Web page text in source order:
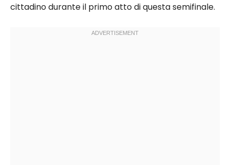
cittadino durante il primo atto di questa semifinale.